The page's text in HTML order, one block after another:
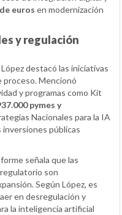
euros en modernización
y regulación
destacó las iniciativas
proceso. Mencionó
y programas como Kit
pymes y
Nacionales para la IA
inversiones públicas
señala que las
son
Según López, es
en desregulación y
la inteligencia artificial